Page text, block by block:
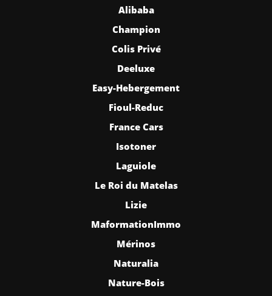
Alibaba
Champion
Colis Privé
Deeluxe
Easy-Hebergement
Fioul-Reduc
France Cars
Isotoner
Laguiole
Le Roi du Matelas
Lizie
MaformationImmo
Mérinos
Naturalia
Nature-Bois